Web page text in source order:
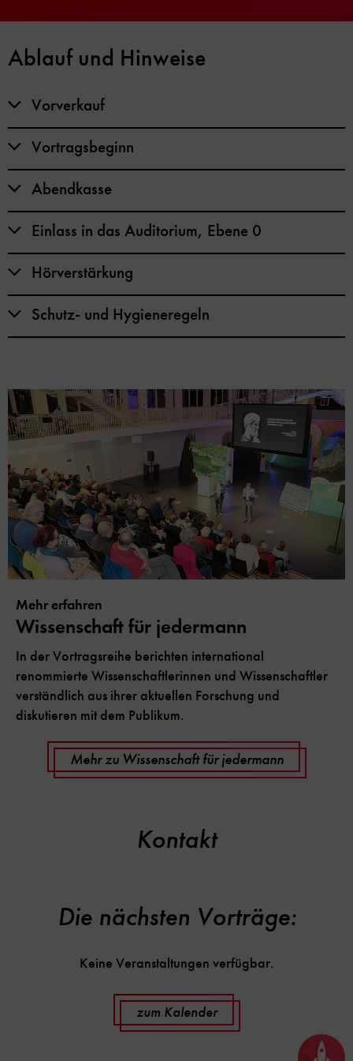
Ablauf und Hinweise
Vorverkauf
Vortragsbeginn
Abendkasse
Einlass in das Auditorium, Ebene 0
Hörverstärkung
Schutz- und Hygieneregeln
Mehr erfahren
Wissenschaft für jedermann
In der Vortragsreihe berichten international
renommierte Wissenschaftlerinnen und Wissenschaftler
verständlich aus ihrer aktuellen Forschung und
diskutieren mit dem Publikum.
Mehr zu Wissenschaft für jedermann
Kontakt
Die nächsten Vorträge:
Keine Veranstaltungen verfügbar.
zum Kalender